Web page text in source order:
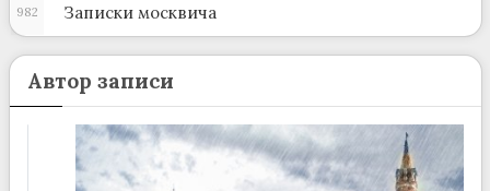
Записки москвича
982
Автор записи